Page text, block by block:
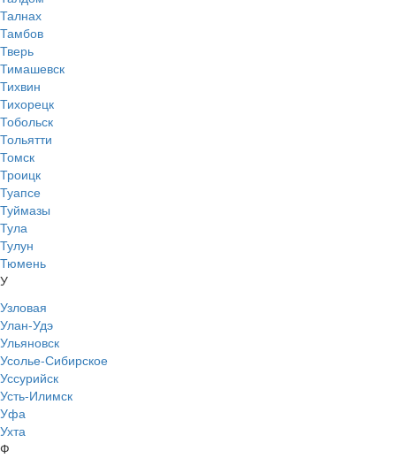
Талнах
Тамбов
Тверь
Тимашевск
Тихвин
Тихорецк
Тобольск
Тольятти
Томск
Троицк
Туапсе
Туймазы
Тула
Тулун
Тюмень
У
Узловая
Улан-Удэ
Ульяновск
Усолье-Сибирское
Уссурийск
Усть-Илимск
Уфа
Ухта
Ф